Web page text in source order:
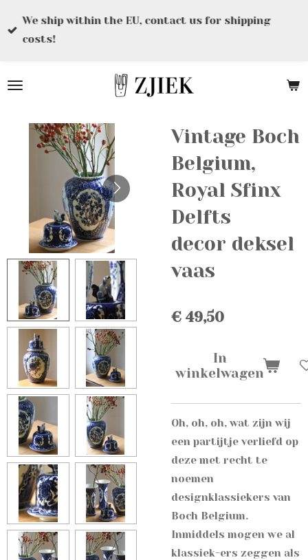
direct
hoofdinhoud
We ship within the EU, contact us for shipping
costs!
Vintage Boch
Belgium,
Royal Sfinx
Delfts
decor deksel
vaas
€ 49,50
In
winkelwagen
Oh, oh, oh, wat zijn wij
een partijtje verliefd op
deze met recht te
noemen
designklassiekers van
Boch Belgium.
Inmiddels mogen we al
klassiek-ers zeggen als